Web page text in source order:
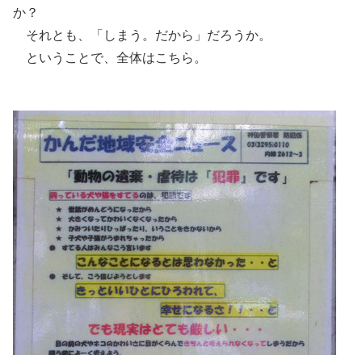
か？
それとも、「しまう。だから」だろうか。
ということで、全体はこちら。